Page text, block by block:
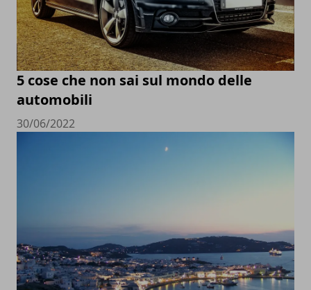
5 cose che non sai sul mondo delle
automobili
30/06/2022